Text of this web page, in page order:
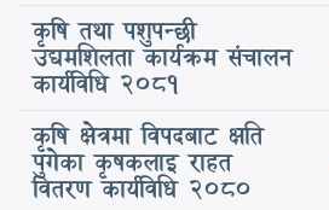
कृषि तथा पशुपन्छी
उद्यमशिलता कार्यक्रम संचालन
कार्यविधि 2081
कृषि क्षेत्रमा विपदबाट क्षति
पुगेका कृषकलाइ राहत
वितरण कार्यविधि 2080